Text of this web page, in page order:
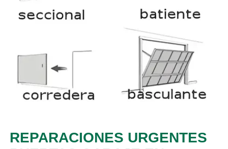
REPARACIONES URGENTES